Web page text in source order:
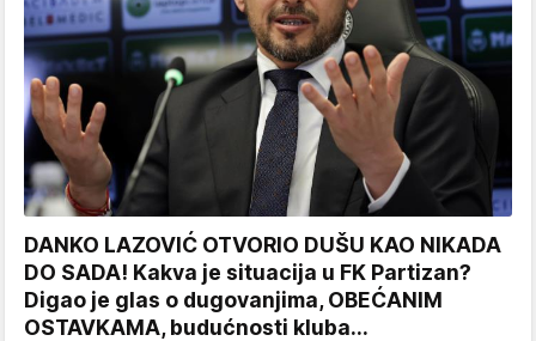
DANKO LAZOVIĆ OTVORIO DUŠU KAO NIKADA
DO SADA! Kakva je situacija u FK Partizan?
Digao je glas o dugovanjima, OBEĆANIM
OSTAVKAMA, budućnosti kluba...